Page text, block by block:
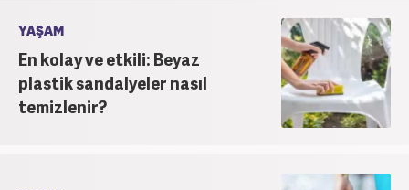
YAŞAM
En kolay ve etkili: Beyaz
plastik sandalyeler nasıl
temizlenir?